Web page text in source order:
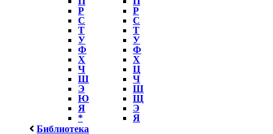
Р
С
Т
У
Ф
Х
Ч
Ш
Э
Ю
Я
*
Р
С
Т
У
Ф
Х
Ц
Ч
Ш
Щ
Э
Я
Библиотека